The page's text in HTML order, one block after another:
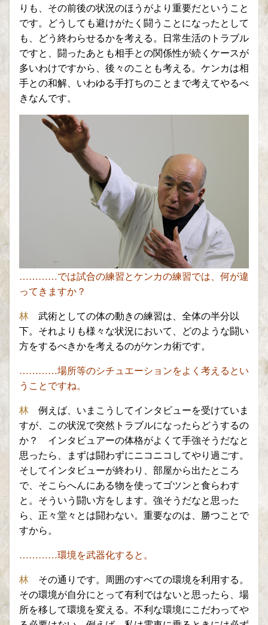
りも、その前後の状況のほうがより重要だということ
です。どうしても避けがたく闘うことになったとして
も、どう終わらせるかを考える。日常生活のトラブル
ですと、闘ったあとも相手との関係性が続くケースが
多いわけですから、後々のことも考える。 ケンカは相
手との和解、 いわゆる手打ちのこと まで考えてやるべ
きなんです。
…………では試合の練習とケンカの練習では、何が違
ってきますか？
林 武術としての体の動きの練習は、全体の半分以
下。 それよりも様々な状況において、どのような闘い
方をするべきかを考えるのがケンカ術です。
…………場所等のシチュエーションをよく考えるとい
うことですね。
林 例えば、いまこうしてインタビューを受けていま
すが、この状況で突然トラブルになったらどうするの
か？ インタビュアーの体格がよくて手強そうだなと
思ったら、まずは闘わずにニコニコしてやり過ごす。
そしてインタビューが終わり、部屋から出たところ
で、そこらへんにある物を使ってゴツンと食らわす
と。そういう闘い方をします。 強そうだなと思った
ら、正々堂々とは闘わない。重要なのは、勝つことで
すから。
…………環境を武器化すると。
林 その通りです。周囲のすべての環境を利用する。
その環境が自分にとって有利ではないと思ったら、場
所を移して環境を変える。 不利な環境にこだわってや